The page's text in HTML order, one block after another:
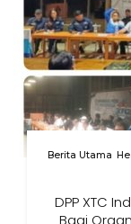
Berita Utama
DPP XTC